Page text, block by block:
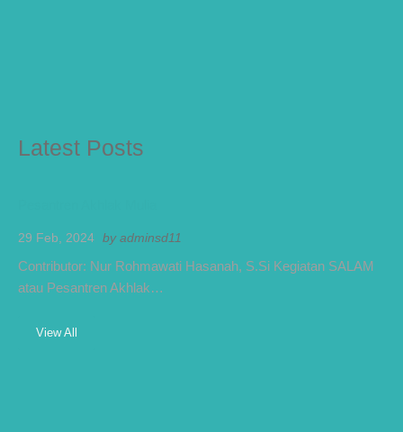
Latest Posts
29 Feb, 2024 byadminsd11
Contributor: Nur Rohmawati Hasanah, S.Si Kegiatan SALAM
atau Pesantren Akhlak…
View All